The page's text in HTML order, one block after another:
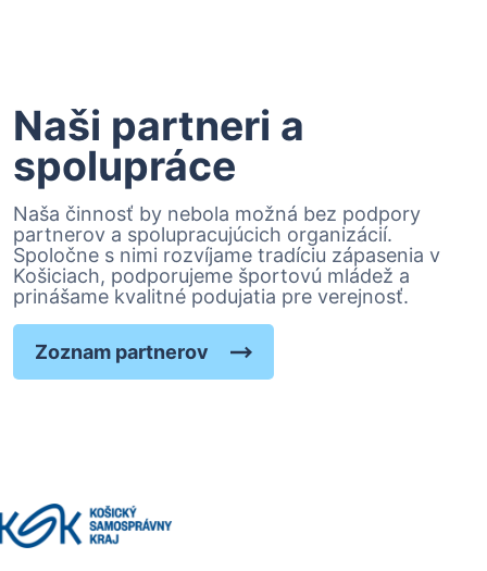
Naši partneri a
spolupráce
Naša činnosť by nebola možná bez podpory
partnerov a spolupracujúcich organizácií.
Spoločne s nimi rozvíjame tradíciu zápasenia v
Košiciach, podporujeme športovú mládež a
prinášame kvalitné podujatia pre verejnosť.
Zoznam partnerov